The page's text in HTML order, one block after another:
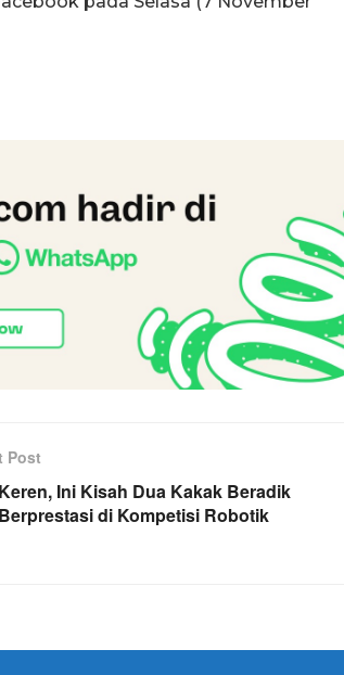
Post
Keren, Ini Kisah Dua Kakak Beradik
Berprestasi di Kompetisi Robotik